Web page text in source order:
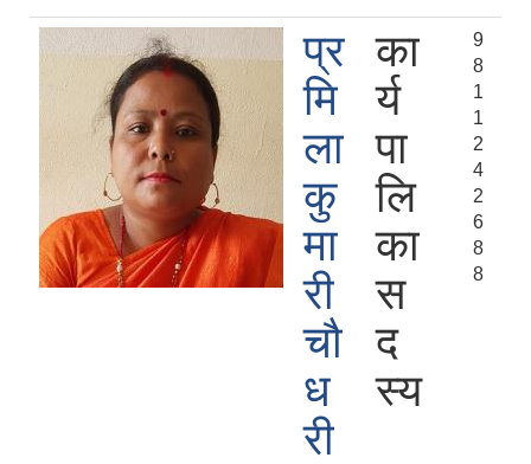
प्र
मि
ला
कु
मा
री
चौ
ध
री
का
र्य
पा
लि
का
स
द
स्य
9
8
1
1
2
4
2
6
8
8